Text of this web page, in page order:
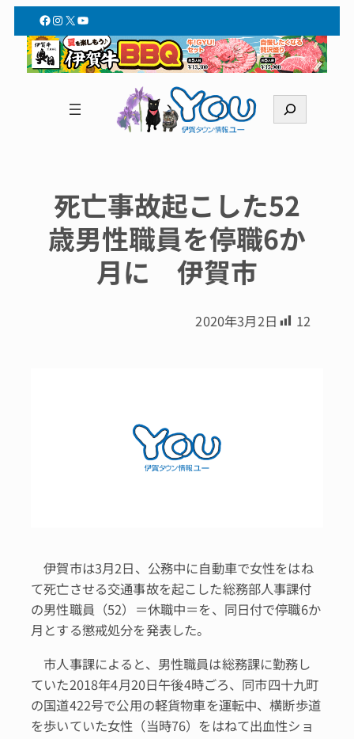
Facebook
Instagram
X YouTube
索
死亡事故起こした52
歳男性職員を停職6か
月に 伊賀市
2020年3月2日 12
伊賀市は3月2日、公務中に自動車で女性をはね
て死亡させる交通事故を起こした総務部人事課付
の男性職員（52）＝休職中＝を、同日付で停職6か
月とする懲戒処分を発表した。
市人事課によると、男性職員は総務課に勤務し
ていた2018年4月20日午後4時ごろ、同市四十九町
の国道422号で公用の軽貨物車を運転中、横断歩道
を歩いていた女性（当時76）をはねて出血性ショ